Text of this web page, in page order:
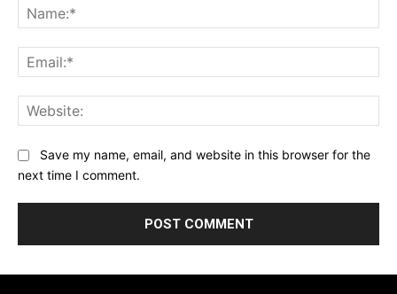
Save my name, email, and website in this browser for the
next time I comment.